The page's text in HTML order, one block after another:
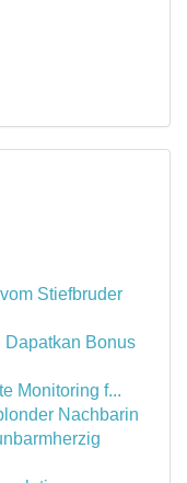
Stiefbruder
Dapatkan Bonus
Monitoring f...
Nachbarin